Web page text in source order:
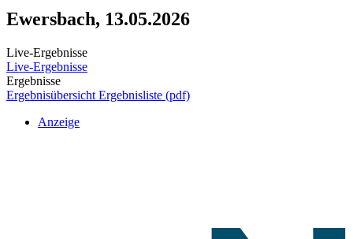
Ewersbach, 13.05.2026
Live-Ergebnisse
Live-Ergebnisse
Ergebnisse
Ergebnisübersicht Ergebnisliste (pdf)
Anzeige